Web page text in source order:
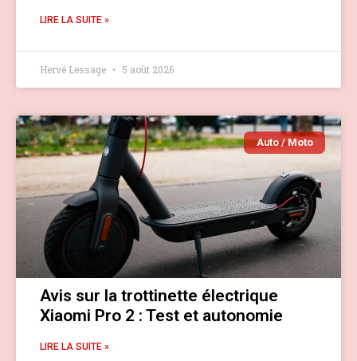
LIRE LA SUITE »
Hervé Lessage 5 août 2026
Auto / Moto
Avis sur la trottinette électrique
Xiaomi Pro 2 : Test et autonomie
LIRE LA SUITE »